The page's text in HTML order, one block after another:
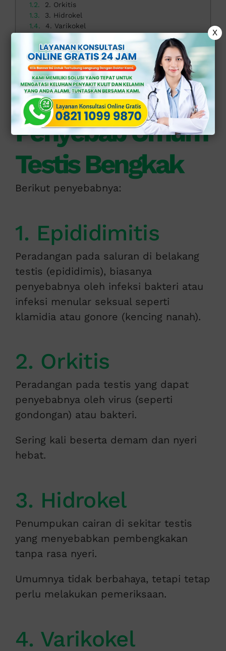
2. Orkitis
3. Hidrokel
4. Varikokel
5. Torsio Testis
6. Hernia Inguinalis
7. Kanker Testis
Kapan Harus Periksa ke Dokter Ahli Andrologi?
Pemeriksaan dan Penanganan di Klinik Profesional
Solusi Tepat Atasi Testis Bengkak di Klinik Apollo
Penyebab Umum
Testis Bengkak
Berikut penyebabnya:
1. Epididimitis
Peradangan pada saluran di belakang
testis (epididimis), biasanya
penyebabnya oleh infeksi bakteri atau
infeksi menular seksual seperti
klamidia atau gonore (kencing nanah).
2. Orkitis
Peradangan pada testis yang dapat
penyebabnya oleh virus (seperti
gondongan) atau bakteri.
Sering kali beserta demam dan nyeri
hebat.
3. Hidrokel
Penumpukan cairan di sekitar testis
yang menyebabkan pembengkakan
tanpa rasa nyeri.
Umumnya tidak berbahaya, tetapi tetap
perlu melakukan pemeriksaan.
4. Varikokel
X